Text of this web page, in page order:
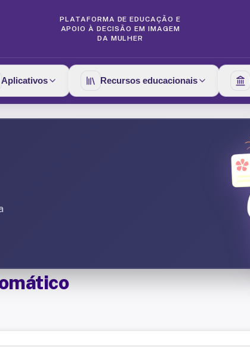
PLATAFORMA DE EDUCAÇÃO E
APOIO À DECISÃO EM IMAGEM
DA MULHER
Aplicativos Recursos educacionais